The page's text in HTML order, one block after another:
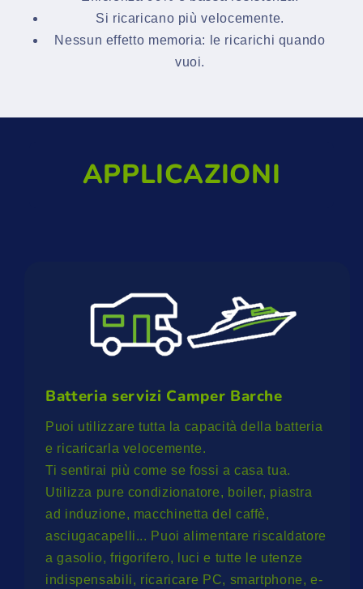
Si ricaricano più velocemente.
Nessun effetto memoria: le ricarichi quando
vuoi.
APPLICAZIONI
Batteria servizi Camper Barche
Puoi utilizzare tutta la capacità della batteria
e ricaricarla velocemente.
Ti sentirai più come se fossi a casa tua.
Utilizza pure condizionatore, boiler, piastra
ad induzione, macchinetta del caffè,
asciugacapelli... Puoi alimentare riscaldatore
a gasolio, frigorifero, luci e tutte le utenze
indispensabili, ricaricare PC, smartphone, e-